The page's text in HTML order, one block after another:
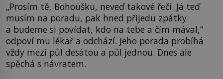
„Prosím tě, Bohoušku, neveď takové řeči. Já teď
musím na poradu, pak hned přijedu zpátky
a budeme si povídat, kdo na tebe a čím mával,“
odpoví mu lékař a odchází. Jeho porada probíhá
vždy mezi půl desátou a půl jednou. Dnes ale
spěchá s návratem.